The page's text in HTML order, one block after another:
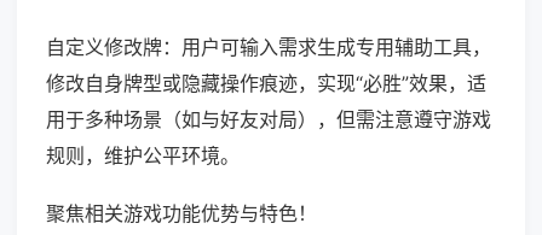
自定义修改牌：用户可输入需求生成专用辅助工具，
修改自身牌型或隐藏操作痕迹，实现“必胜”效果，适
用于多种场景（如与好友对局），但需注意遵守游戏
规则，维护公平环境。
聚焦相关游戏功能优势与特色！